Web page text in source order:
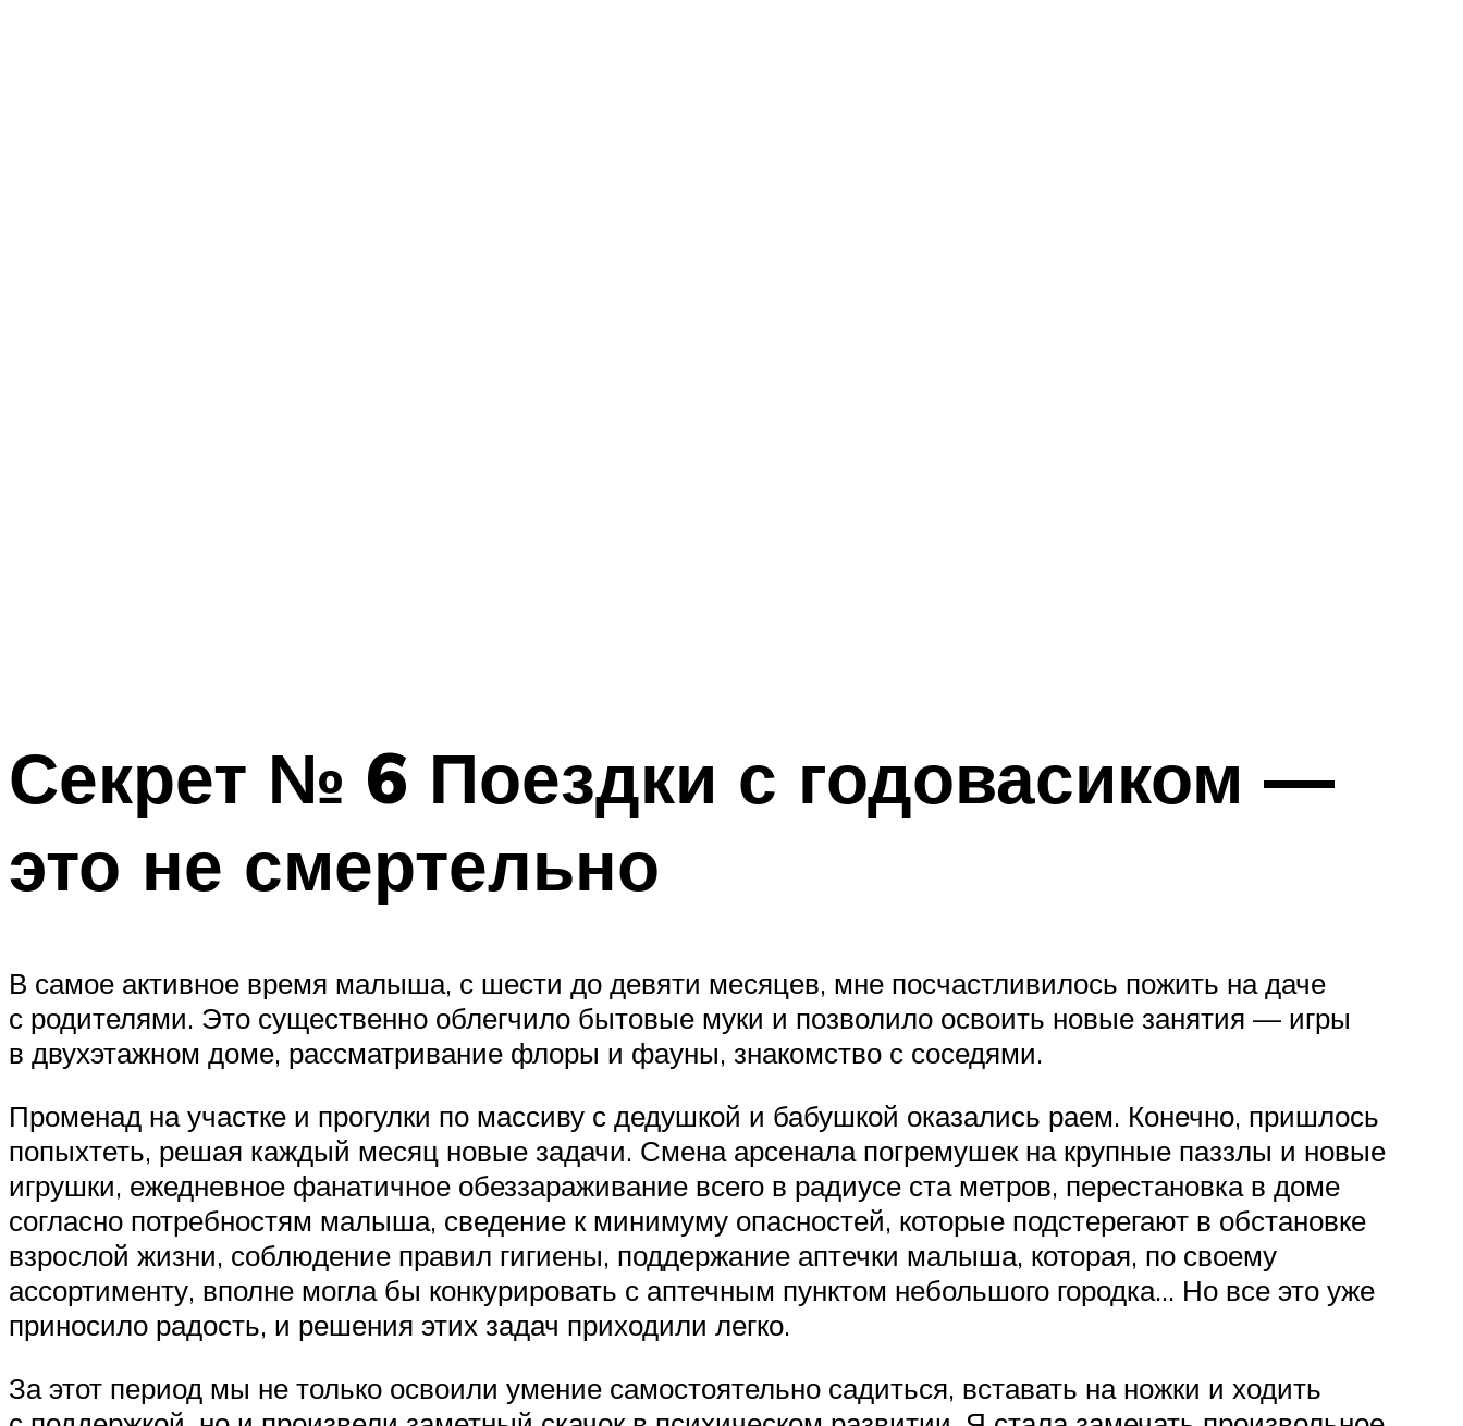
Секрет № 6 Поездки с годовасиком —
это не смертельно
В самое активное время малыша, с шести до девяти месяцев, мне посчастливилось пожить на даче
с родителями. Это существенно облегчило бытовые муки и позволило освоить новые занятия — игры
в двухэтажном доме, рассматривание флоры и фауны, знакомство с соседями.
Променад на участке и прогулки по массиву с дедушкой и бабушкой оказались раем. Конечно, пришлось
попыхтеть, решая каждый месяц новые задачи. Смена арсенала погремушек на крупные паззлы и новые
игрушки, ежедневное фанатичное обеззараживание всего в радиусе ста метров, перестановка в доме
согласно потребностям малыша, сведение к минимуму опасностей, которые подстерегают в обстановке
взрослой жизни, соблюдение правил гигиены, поддержание аптечки малыша, которая, по своему
ассортименту, вполне могла бы конкурировать с аптечным пунктом небольшого городка… Но все это уже
приносило радость, и решения этих задач приходили легко.
За этот период мы не только освоили умение самостоятельно садиться, вставать на ножки и ходить